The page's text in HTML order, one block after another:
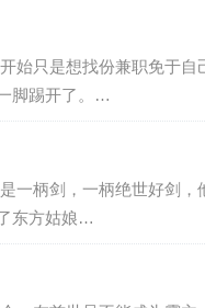
始只是想找份兼职免于
脚踢开了。…
一柄剑，一柄绝世好剑
东方姑娘…